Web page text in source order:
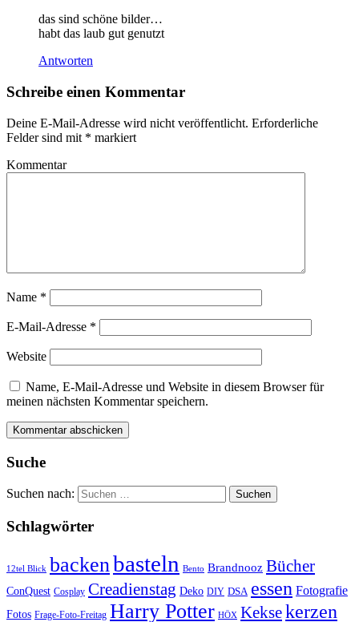
das sind schöne bilder…
habt das laub gut genutzt
Antworten
Schreibe einen Kommentar
Deine E-Mail-Adresse wird nicht veröffentlicht. Erforderliche
Felder sind mit * markiert
Kommentar
Name *
E-Mail-Adresse *
Website
Name, E-Mail-Adresse und Website in diesem Browser für
meinen nächsten Kommentar speichern.
Suche
Suchen nach:
Schlagwörter
12tel Blick backenbasteln Bento Brandnooz Bücher
ConQuest Cosplay Creadienstag Deko DIY DSA essen Fotografie
Fotos Frage-Foto-Freitag Harry Potter HÖX Keksekerzen